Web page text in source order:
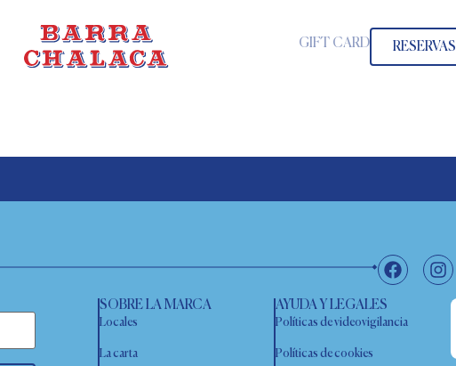
GIFT CARD RESERVAS
SOBRE LA MARCA
Locales
La carta
AYUDA Y LEGALES
Políticas de videovigilancia
Políticas de cookies